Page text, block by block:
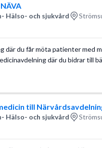
Hälso- och sjukvård
där du får möta patienter med
där du bidrar till
till
Hälso- och sjukvård